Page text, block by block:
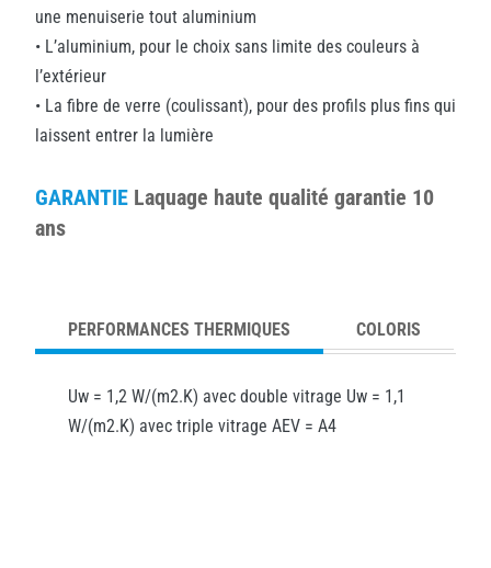
une menuiserie tout aluminium
• L’aluminium, pour le choix sans limite des couleurs à
l’extérieur
• La fibre de verre (coulissant), pour des profils plus fins qui
laissent entrer la lumière
GARANTIE Laquage haute qualité garantie 10
ans
PERFORMANCES THERMIQUES COLORIS
Uw = 1,2 W/(m2.K) avec double vitrage Uw = 1,1
W/(m2.K) avec triple vitrage AEV = A4